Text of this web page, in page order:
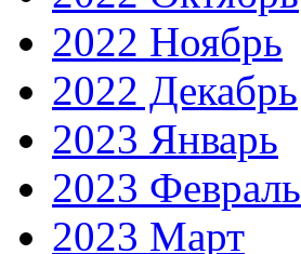
2022 Ноябрь
2022 Декабрь
2023 Январь
2023 Февраль
2023 Март